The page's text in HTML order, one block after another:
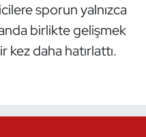
sporun yalnızca
birlikte gelişmek
daha hatırlattı.